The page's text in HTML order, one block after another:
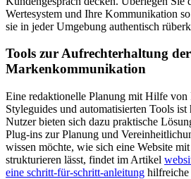
Wertesystem und Ihre Kommunikation
sie in jeder Umgebung authentisch
Tools zur Aufrechterhaltung
Markenkommunikation
Eine redaktionelle Planung mit Hilfe von
Styleguides und automatisierten Tools
Nutzer bieten sich dazu praktische
Plug-ins zur Planung und
wissen möchte, wie sich eine Website
strukturieren lässt, findet im Artikel
eine schritt-für-schritt-anleitung